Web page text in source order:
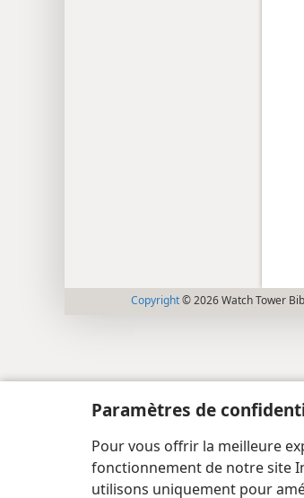
Paramètres de
Pour vous offrir la meilleure
fonctionnement de notre site
utilisons uniquement pour
Copyright© 2026 Watch Tower